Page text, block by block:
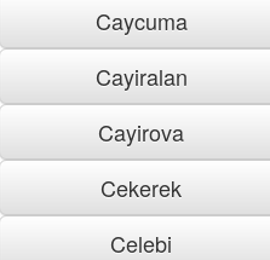
Caycuma
Cayiralan
Cayirova
Cekerek
Celebi